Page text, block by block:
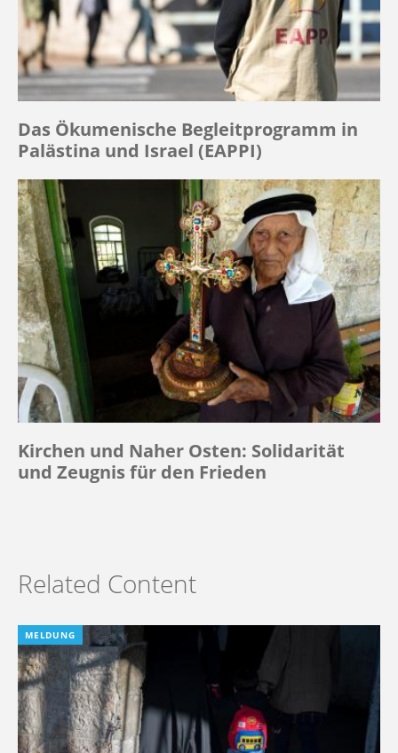
Das Ökumenische Begleitprogramm in
Palästina und Israel (EAPPI)
Kirchen und Naher Osten: Solidarität
und Zeugnis für den Frieden
Related Content
MELDUNG